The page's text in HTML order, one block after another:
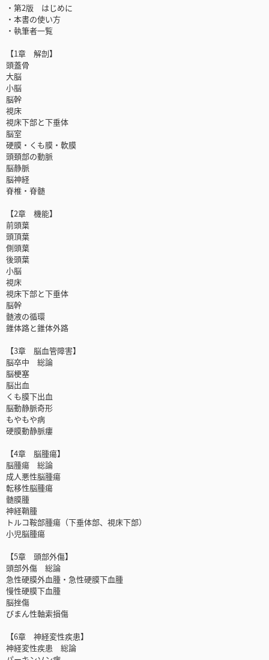
・第2版 はじめに
・本書の使い方
・執筆者一覧
【1章 解剖】
頭蓋骨
大脳
小脳
脳幹
視床
視床下部と下垂体
脳室
硬膜・くも膜・軟膜
頭頚部の動脈
脳静脈
脳神経
脊椎・脊髄
【2章 機能】
前頭葉
頭頂葉
側頭葉
後頭葉
小脳
視床
視床下部と下垂体
脳幹
髄液の循環
錐体路と錐体外路
【3章 脳血管障害】
脳卒中 総論
脳梗塞
脳出血
くも膜下出血
脳動静脈奇形
もやもや病
硬膜動静脈瘻
【4章 脳腫瘍】
脳腫瘍 総論
成人悪性脳腫瘍
転移性脳腫瘍
髄膜腫
神経鞘腫
トルコ鞍部腫瘍（下垂体部、視床下部）
小児脳腫瘍
【5章 頭部外傷】
頭部外傷 総論
急性硬膜外血腫・急性硬膜下血腫
慢性硬膜下血腫
脳挫傷
びまん性軸索損傷
【6章 神経変性疾患】
神経変性疾患 総論